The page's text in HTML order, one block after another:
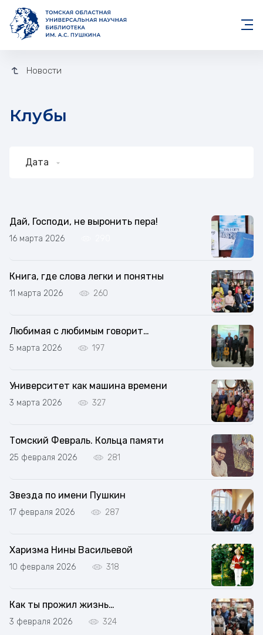
Новости
Клубы
Дата
Клубы
Дай, Господи, не выронить пера!
16 марта 2026
Книга, где слова легки и понятны
11 марта 2026 260
Любимая с любимым говорит…
5 марта 2026 197
Университет как машина времени
3 марта 2026 327
Томский Февраль. Кольца памяти
25 февраля 2026 281
Звезда по имени Пушкин
17 февраля 2026 287
Харизма Нины Васильевой
10 февраля 2026 318
Как ты прожил жизнь…
3 февраля 2026 324